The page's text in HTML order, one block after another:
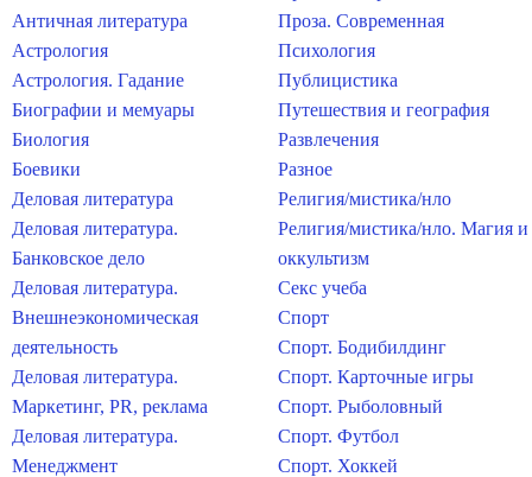
Античная литература
Астрология
Астрология. Гадание
Биографии и мемуары
Биология
Боевики
Деловая литература
Деловая литература.
Банковское дело
Деловая литература.
Внешнеэкономическая
деятельность
Деловая литература.
Маркетинг, PR, реклама
Деловая литература.
Менеджмент
Проза. Современная
Психология
Публицистика
Путешествия и география
Развлечения
Разное
Религия/мистика/нло
Религия/мистика/нло. Магия и
оккультизм
Секс учеба
Спорт
Спорт. Бодибилдинг
Спорт. Карточные игры
Спорт. Рыболовный
Спорт. Футбол
Спорт. Хоккей